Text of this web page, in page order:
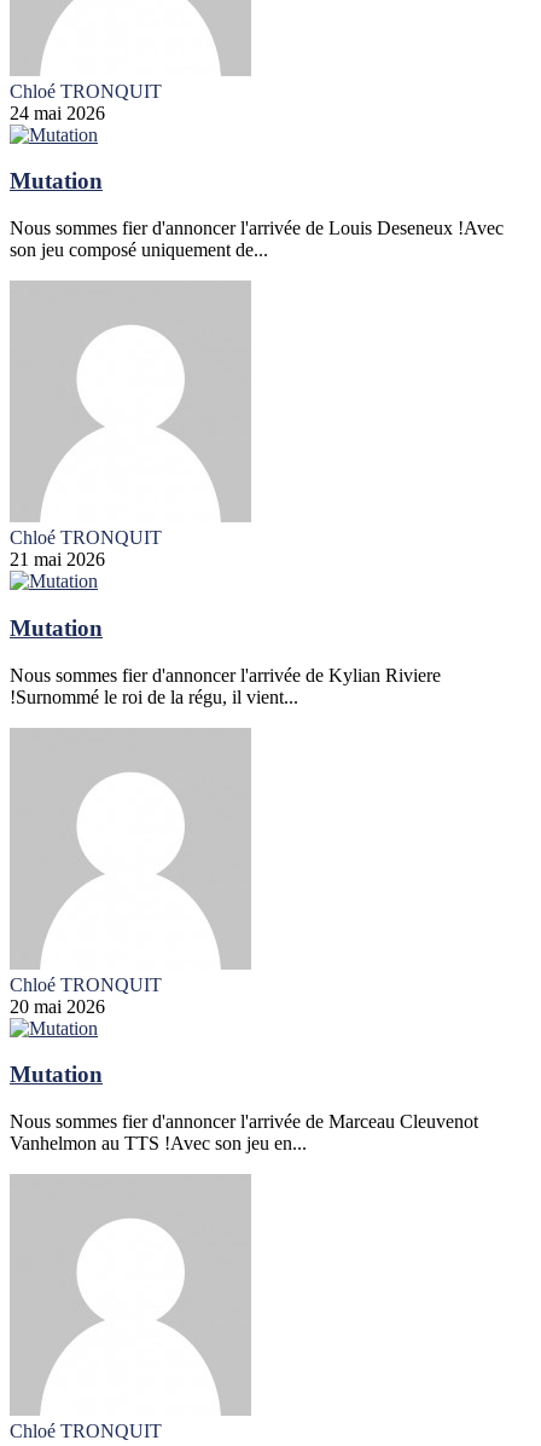
Chloé TRONQUIT
24 mai 2026
Mutation
Nous sommes fier d'annoncer l'arrivée de Louis Deseneux !Avec
son jeu composé uniquement de...
Chloé TRONQUIT
21 mai 2026
Mutation
Nous sommes fier d'annoncer l'arrivée de Kylian Riviere
!Surnommé le roi de la régu, il vient...
Chloé TRONQUIT
20 mai 2026
Mutation
Nous sommes fier d'annoncer l'arrivée de Marceau Cleuvenot
Vanhelmon au TTS !Avec son jeu en...
Chloé TRONQUIT